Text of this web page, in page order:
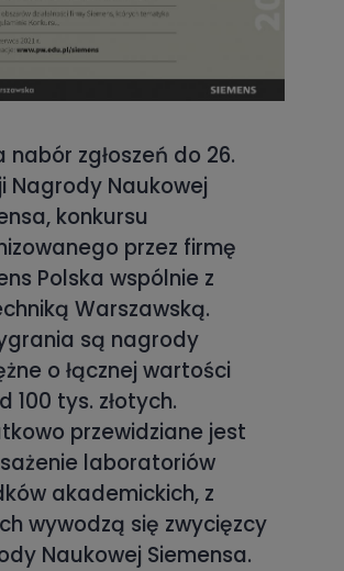
nabór zgłoszeń do 26.
Nagrody Naukowej
konkursu
przez firmę
Polska wspólnie z
Warszawską.
są nagrody
o łącznej wartości
100 tys. złotych.
przewidziane jest
laboratoriów
akademickich, z
wywodzą się zwycięzcy
Naukowej Siemensa.